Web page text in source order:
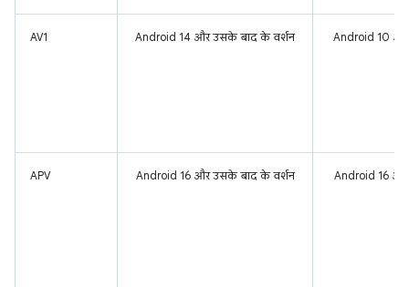
AV1 Android 14 और उसके बाद के वर्शन Android 10
APV Android 16 और उसके बाद के वर्शन Android 16